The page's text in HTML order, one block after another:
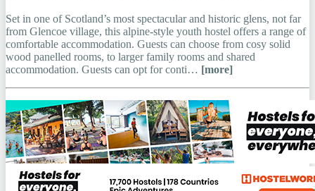
Set in one of Scotland’s most spectacular and historic glens, not far
from Glencoe village, this alpine-style youth hostel offers a range of
comfortable accommodation. Guests can choose from cosy solid
wood panelled rooms, to larger family rooms and shared
accommodation. Guests can opt for conti… [more]